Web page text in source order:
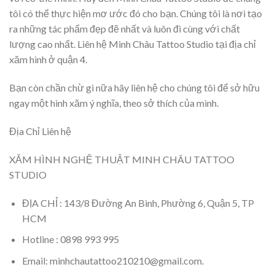
tôi có thể thực hiện mơ ước đó cho bạn. Chúng tôi là nơi tạo
ra những tác phẩm đẹp đẽ nhất và luôn đi cùng với chất
lượng cao nhất. Liên hệ Minh Châu Tattoo Studio tại địa chỉ
xăm hình ở quận 4.
Bạn còn chần chừ gì nữa hãy liên hệ cho chúng tôi để sở hữu
ngay một hình xăm ý nghĩa, theo sở thích của mình.
Địa Chỉ Liên hệ
XĂM HÌNH NGHỆ THUẬT MINH CHÂU TATTOO
STUDIO
ĐỊA CHỈ : 143/8 Đường An Bình, Phường 6, Quận 5, TP
HCM
Hotline : 0898 993 995
Email: minhchautattoo210210@gmail.com.